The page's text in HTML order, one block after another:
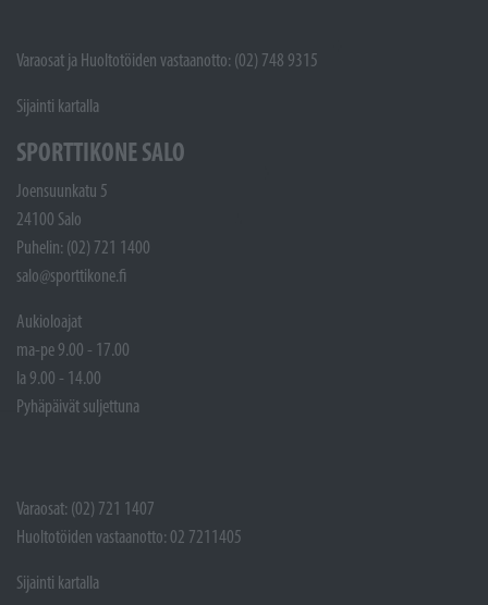
Varaosat ja Huoltotöiden vastaanotto: (02) 748 9315
Sijainti kartalla
SPORTTIKONE SALO
Joensuunkatu 5
24100 Salo
Puhelin: (02) 721 1400
salo@sporttikone.fi
Aukioloajat
ma-pe 9.00 - 17.00
la 9.00 - 14.00
Pyhäpäivät suljettuna
Varaosat: (02) 721 1407
Huoltotöiden vastaanotto: 02 7211405
Sijainti kartalla